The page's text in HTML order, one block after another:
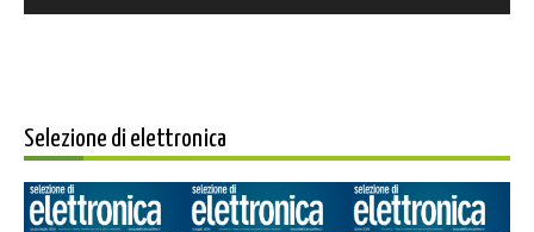
Selezione di elettronica